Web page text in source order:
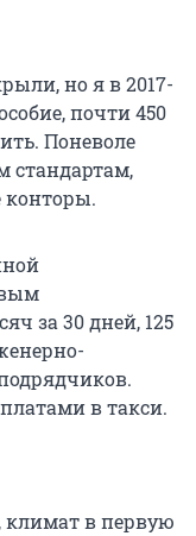
но я в 2017-
почти 450
Поневоле
стандартам,
конторы.
за 30 дней, 125
в такси.
климат в первую